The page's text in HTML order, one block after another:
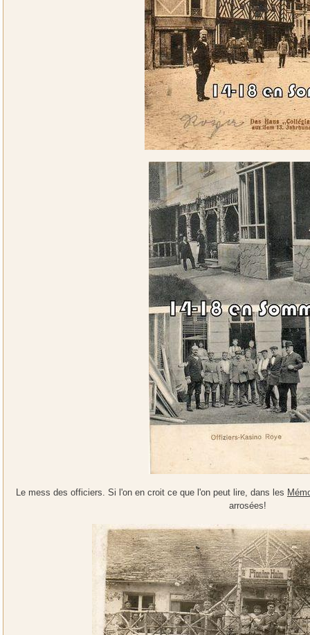
Le mess des officiers. Si l'on en croit ce que l'on peut lire, dans les
arrosées!